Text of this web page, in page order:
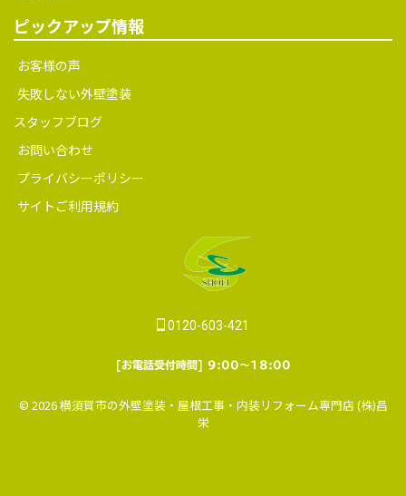
ピックアップ情報
お客様の声
失敗しない外壁塗装
スタッフブログ
お問い合わせ
プライバシーポリシー
サイトご利用規約
0120-603-421
[お電話受付時間] 9:00～18:00
© 2026 横須賀市の外壁塗装・屋根工事・内装リフォーム専門店 (株)昌
栄